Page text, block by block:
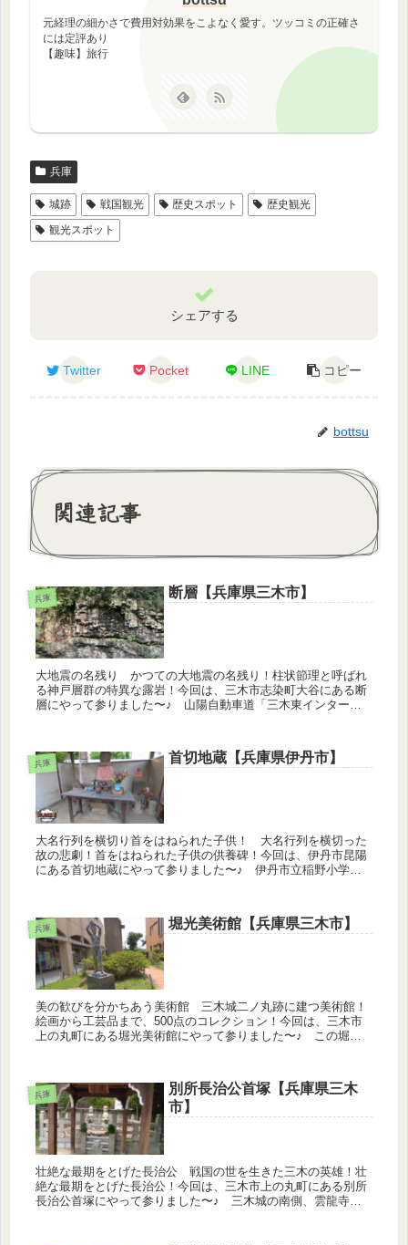
元経理の細かさで費用対効果をこよなく愛す。ツッコミの正確さ
には定評あり
【趣味】旅行
兵庫
城跡 戦国観光 歴史スポット
歴史観光
観光スポット
シェアする
Twitter Pocket LINE コピー
bottsu
関連記事
兵庫 断層【兵庫県三木市】
大地震の名残り かつての大地震の名残り！柱状節理と呼ばれ
る神戸層群の特異な露岩！今回は、三木市志染町大谷にある断
層にやって参りました〜♪ 山陽自動車道「三木東インターチ
兵庫 首切地蔵【兵庫県伊丹市】
大名行列を横切り首をはねられた子供！ 大名行列を横切った
故の悲劇！首をはねられた子供の供養碑！今回は、伊丹市昆陽
にある首切地蔵にやって参りました〜♪ 伊丹市立稲野小学校
兵庫 堀光美術館【兵庫県三木市】
美の歓びを分かちあう美術館 三木城二ノ丸跡に建つ美術館！
絵画から工芸品まで、500点のコレクション！今回は、三木市
上の丸町にある堀光美術館にやって参りました〜♪ この堀光
兵庫
別所長治公首塚【兵庫県三木
市】
壮絶な最期をとげた長治公 戦国の世を生きた三木の英雄！壮
絶な最期をとげた長治公！今回は、三木市上の丸町にある別所
長治公首塚にやって参りました〜♪ 三木城の南側、雲龍寺に